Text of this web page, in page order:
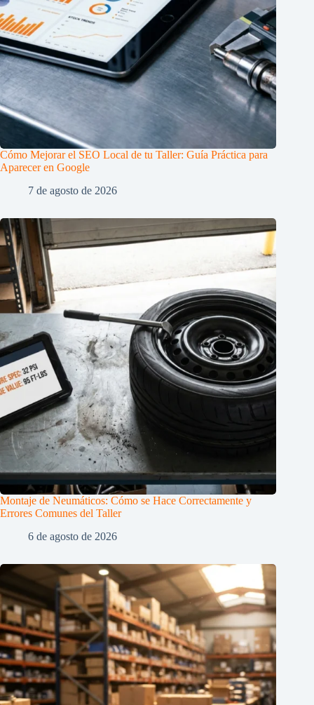
Cómo Mejorar el SEO Local de tu Taller: Guía Práctica para
Aparecer en Google
7 de agosto de 2026
Montaje de Neumáticos: Cómo se Hace Correctamente y
Errores Comunes del Taller
6 de agosto de 2026